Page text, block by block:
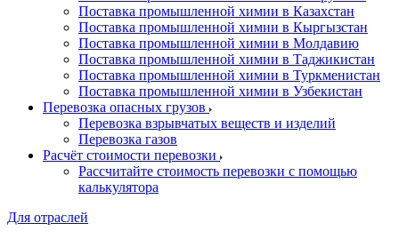
Поставка промышленной химии в Казахстан
Поставка промышленной химии в Кыргызстан
Поставка промышленной химии в Молдавию
Поставка промышленной химии в Таджикистан
Поставка промышленной химии в Туркменистан
Поставка промышленной химии в Узбекистан
Перевозка опасных грузов
Перевозка взрывчатых веществ и изделий
Перевозка газов
Расчёт стоимости перевозки
Рассчитайте стоимость перевозки с помощью
калькулятора
Для отраслей